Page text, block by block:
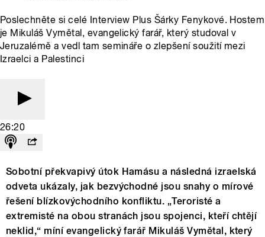
Poslechněte si celé Interview Plus Šárky Fenykové. Hostem
je Mikuláš Vymětal, evangelický farář, který studoval v
Jeruzalémě a vedl tam semináře o zlepšení soužití mezi
Izraelci a Palestinci
26:20
Sobotní překvapivý útok Hamásu a následná izraelská
odveta ukázaly, jak bezvýchodné jsou snahy o mírové
řešení blízkovýchodního konfliktu. „Teroristé a
extremisté na obou stranách jsou spojenci, kteří chtějí
neklid,“ míní evangelický farář Mikuláš Vymětal, který